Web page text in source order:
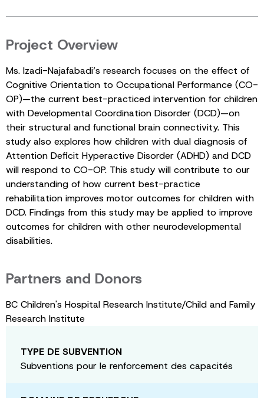
Project Overview
Ms. Izadi-Najafabadi’s research focuses on the effect of
Cognitive Orientation to Occupational Performance (CO-
OP)—the current best-practiced intervention for children
with Developmental Coordination Disorder (DCD)—on
their structural and functional brain connectivity. This
study also explores how children with dual diagnosis of
Attention Deficit Hyperactive Disorder (ADHD) and DCD
will respond to CO-OP. This study will contribute to our
understanding of how current best-practice
rehabilitation improves motor outcomes for children with
DCD. Findings from this study may be applied to improve
outcomes for children with other neurodevelopmental
disabilities.
Partners and Donors
BC Children's Hospital Research Institute/Child and Family
Research Institute
TYPE DE SUBVENTION
Subventions pour le renforcement des capacités